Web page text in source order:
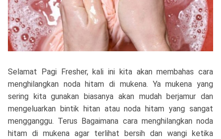
Selamat Pagi Fresher, kali ini kita akan membahas cara
menghilangkan noda hitam di mukena. Ya mukena yang
sering kita gunakan biasanya akan mudah berjamur dan
mengeluarkan bintik hitan atau noda hitam yang sangat
mengganggu. Terus Bagaimana cara menghilangkan noda
hitam di mukena agar terlihat bersih dan wangi ketika